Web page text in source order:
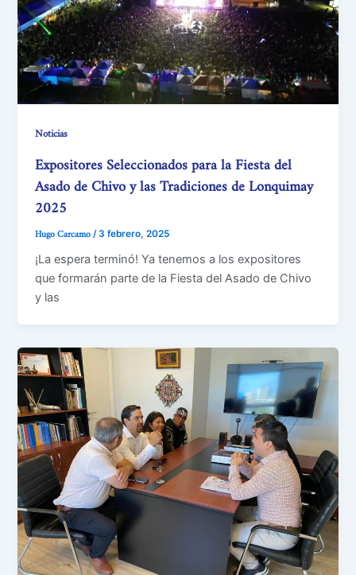
Noticias
Expositores Seleccionados para la Fiesta del
Asado de Chivo y las Tradiciones de Lonquimay
2025
Hugo Carcamo/3 febrero, 2025
¡La espera terminó! Ya tenemos a los expositores
que formarán parte de la Fiesta del Asado de Chivo
y las